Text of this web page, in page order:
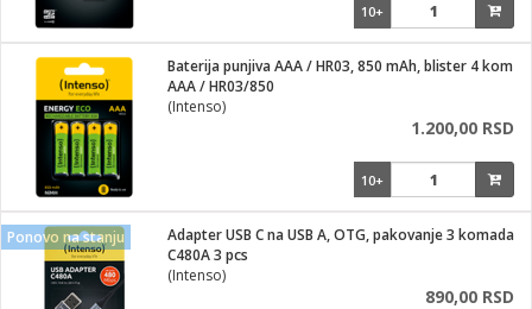
10+
Baterija punjiva AAA / HR03, 850 mAh, blister 4 kom
AAA / HR03/850
(Intenso)
1.200,00 RSD
10+
Ponovo na stanju
Adapter USB C na USB A, OTG, pakovanje 3 komada
C480A 3 pcs
(Intenso)
890,00 RSD